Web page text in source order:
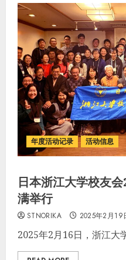
年度活动记录 活动信息
日本浙江大学校友
满举行
STNORIKA 2025年2月19
2025年2月16日，浙江大